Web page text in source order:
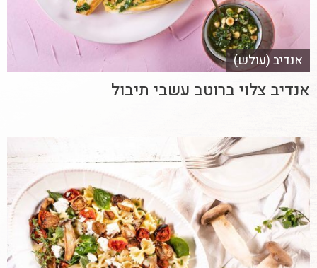
אנדיב (עולש)
אנדיב צלוי ברוטב עשבי תיבול